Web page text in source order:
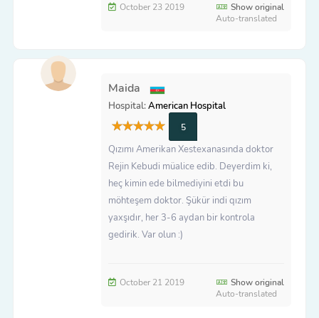
October 23 2019
Show original
Auto-translated
Maida
Hospital:American Hospital
5
Qızımı Amerikan Xestexanasında doktor
Rejin Kebudi müalice edib. Deyerdim ki,
heç kimin ede bilmediyini etdi bu
möhteşem doktor. Şükür indi qızım
yaxşıdır, her 3-6 aydan bir kontrola
gedirik. Var olun :)
October 21 2019
Show original
Auto-translated